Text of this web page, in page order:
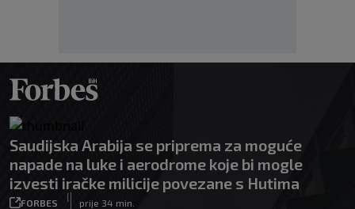
Saudijska Arabija se priprema za moguće
napade na luke i aerodrome koje bi mogle
izvesti iračke milicije povezane s Hutima
FORBES
|
prije 34 min.